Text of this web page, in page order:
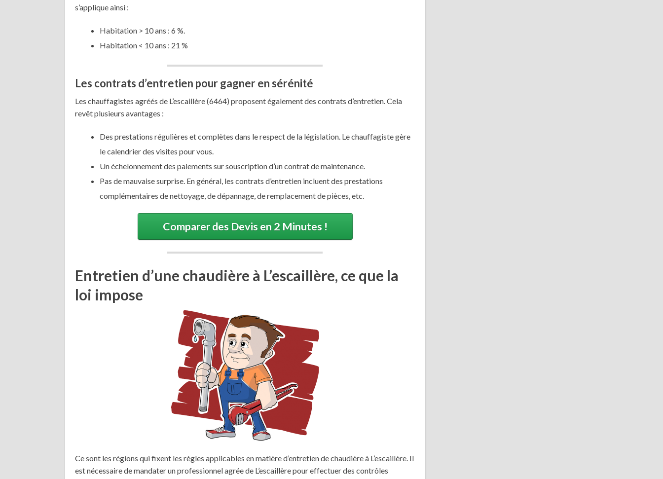
s’applique ainsi :
Habitation > 10 ans : 6 %.
Habitation < 10 ans : 21 %
Les contrats d’entretien pour gagner en sérénité
Les chauffagistes agréés de L’escaillère (6464) proposent également des contrats d’entretien. Cela
revêt plusieurs avantages :
Des prestations régulières et complètes dans le respect de la législation. Le chauffagiste gère
le calendrier des visites pour vous.
Un échelonnement des paiements sur souscription d’un contrat de maintenance.
Pas de mauvaise surprise. En général, les contrats d’entretien incluent des prestations
complémentaires de nettoyage, de dépannage, de remplacement de pièces, etc.
Comparer des Devis en 2 Minutes !
Entretien d’une chaudière à L’escaillère, ce que la
loi impose
Ce sont les régions qui fixent les règles applicables en matière d’entretien de chaudière à L’escaillère. Il
est nécessaire de mandater un professionnel agrée de L’escaillère pour effectuer des contrôles